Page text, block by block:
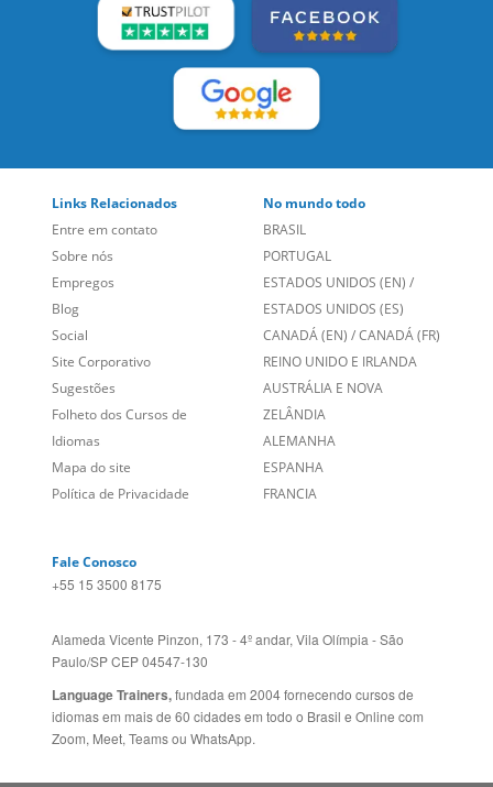
LEIA NOSSAS AVALIAÇÕES:
Links Relacionados
Entre em contato
Sobre nós
Empregos
Blog
Social
Site Corporativo
Sugestões
Folheto dos Cursos de
Idiomas
No mundo todo
BRASIL
PORTUGAL
ESTADOS UNIDOS (EN)/
ESTADOS UNIDOS (ES)
CANADÁ (EN) /CANADÁ (FR)
REINO UNIDO E IRLANDA
AUSTRÁLIA E NOVA
ZELÂNDIA
ALEMANHA
+55 15 3500 8175
Alameda Vicente Pinzon, 173 - 4º andar, Vila Olímpia - São
Paulo/SP CEP 04547-130
Language Trainers,fundada em 2004 fornecendo cursos de